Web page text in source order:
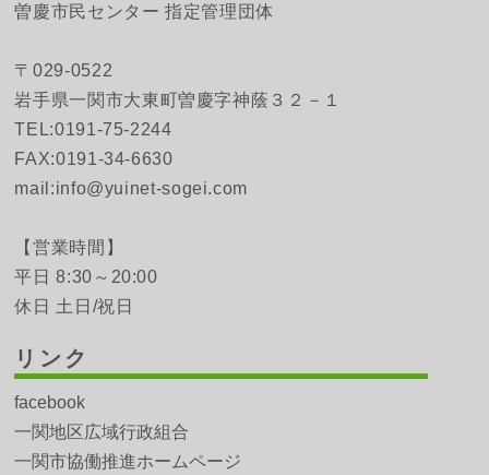
曽慶市民センター 指定管理団体
〒029-0522
岩手県一関市大東町曽慶字神蔭３２－１
TEL:0191-75-2244
FAX:0191-34-6630
mail:info@yuinet-sogei.com
【営業時間】
平日 8:30～20:00
休日 土日/祝日
リンク
facebook
一関地区広域行政組合
一関市協働推進ホームページ